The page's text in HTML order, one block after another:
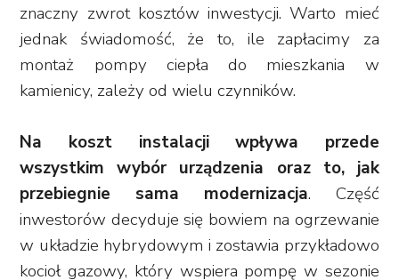
znaczny zwrot kosztów inwestycji. Warto mieć
jednak świadomość, że to, ile zapłacimy za
montaż pompy ciepła do mieszkania w
kamienicy, zależy od wielu czynników.
Na koszt instalacji wpływa przede
wszystkim wybór urządzenia oraz to, jak
przebiegnie sama modernizacja. Część
inwestorów decyduje się bowiem na ogrzewanie
w układzie hybrydowym i zostawia przykładowo
kocioł gazowy, który wspiera pompę w sezonie